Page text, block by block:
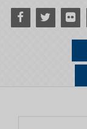
Facebook
Twitter Flickr